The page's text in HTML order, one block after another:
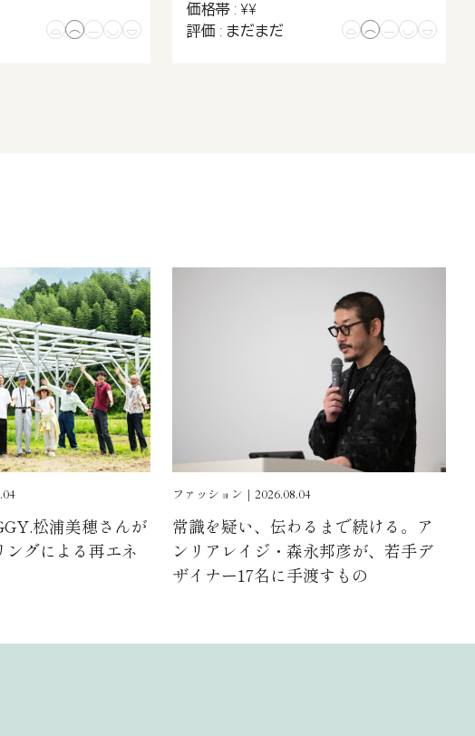
価格帯 : ¥¥
評価 : まだまだ
松浦美穂さんが
ングによる再エネ
ファッション｜2026.08.04
常識を疑い、伝わるまで続ける。ア
ンリアレイジ・森永邦彦が、若手デ
ザイナー17名に手渡すもの